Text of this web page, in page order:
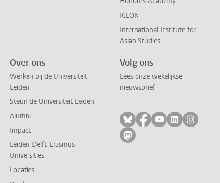
ICLON
International Institute for
Asian Studies
Over ons
Werken bij de Universiteit
Leiden
Steun de Universiteit Leiden
Alumni
Impact
Leiden-Delft-Erasmus
Universities
Locaties
Volg ons
Lees onze wekelijkse
nieuwsbrief
Volg ons op bluesky
Volg ons op
Volg ons op
Volg ons
Volg
Volg ons op mastodon